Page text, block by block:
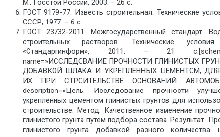
М.: Госстой России, 2003. – 26 с.
ГОСТ 9179-77. Известь строительная. Технические
СССР, 1977. – 6 с.
ГОСТ 23732-2011. Межгосударственный стандарт.
строительных растворов. Технические
«Стандартинформ», 2011. – 21
name=»ИССЛЕДОВАНИЕ ПРОЧНОСТИ ГЛИНИСТЫХ
ДОБАВКОЙ ШЛАКА И УКРЕПЛЕННЫХ ЦЕМЕНТОМ,
ИХ ПРИ СТРОИТЕЛЬСТВЕ ОСНОВАНИЙ
description=»Цель. Исследование прочности
укрепленных цементом глинистых грунтов для
строительстве. Метод. Качественное изменение
глинистого грунта путем подбора состава. Результат.
глинистого грунта добавкой разного